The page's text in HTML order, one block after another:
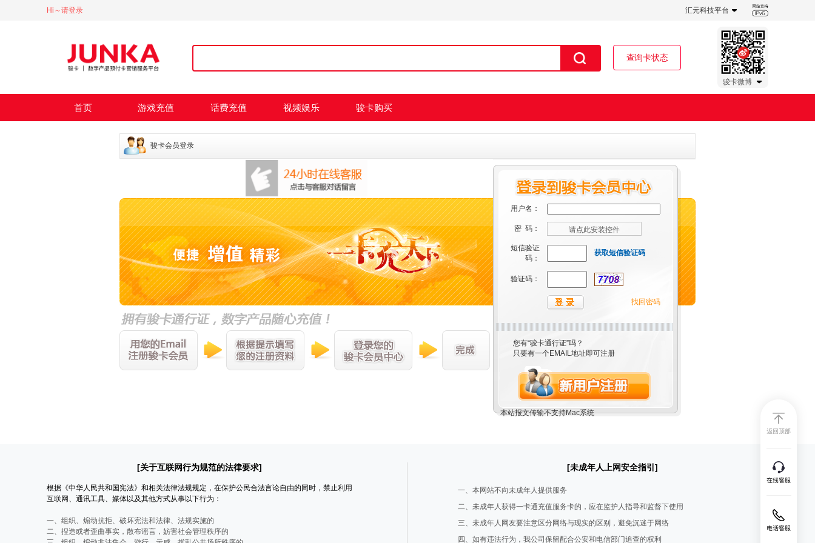
Hi～请登录 汇元科技平台
查询卡状态
骏卡微博
首页 游戏充值 话费充值 视频娱乐 骏卡购买
骏卡会员登录
用户名：
密 码： 请点此安装控件
短信验证
码：
获取短信验证码
验证码：
找回密码
您有“骏卡通行证”吗？
只要有一个EMAIL地址即可注册
本站报文传输不支持Mac系统
[关于互联网行为规范的法律要求]
根据《中华人民共和国宪法》和相关法律法规规定，在保护公民合法言论自由的同时，禁止利用
互联网、通讯工具、媒体以及其他方式从事以下行为：
一、组织、煽动抗拒、破坏宪法和法律、法规实施的
二、捏造或者歪曲事实，散布谣言，妨害社会管理秩序的
[未成年人上网安全指引]
一、本网站不向未成年人提供服务
二、未成年人获得一卡通充值服务卡的，应在监护人指导和监督下使用
三、未成年人网友要注意区分网络与现实的区别，避免沉迷于网络
四、如有违法行为，我公司保留配合公安和电信部门追查的权利